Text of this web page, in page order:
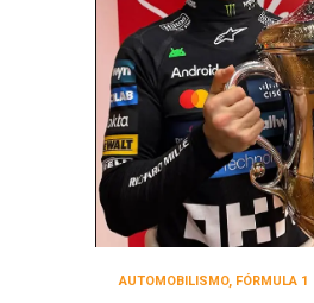
AUTOMOBILISMO, FÓRMULA 1